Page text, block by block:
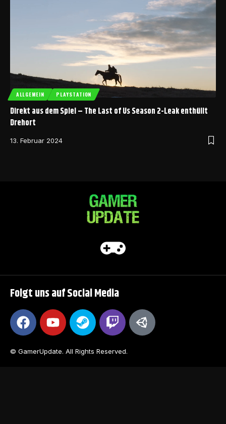
ALLGEMEIN PLAYSTATION
Direkt aus dem Spiel – The Last of Us Season 2-Leak enthüllt
Drehort
13. Februar 2024
Folgt uns auf Social Media
© GamerUpdate. All Rights Reserved.